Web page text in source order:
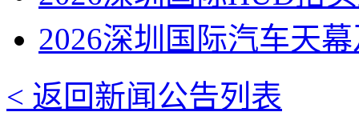
2026深圳国际汽车天
< 返回新闻公告列表